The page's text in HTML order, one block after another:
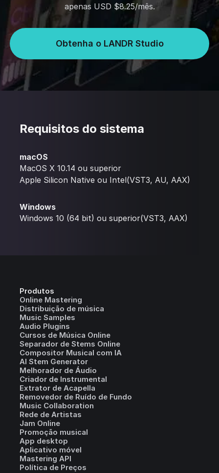
apenas USD $8.25/mês.
Obtenha o LANDR Studio
Requisitos do sistema
macOS
MacOS X 10.14 ou superior
Apple Silicon Native ou Intel(VST3, AU, AAX)
Windows
Windows 10 (64 bit) ou superior(VST3, AAX)
Produtos
Online Mastering
Distribuição de música
Music Samples
Audio Plugins
Cursos de Música Online
Separador de Stems Online
Compositor Musical com IA
AI Stem Generator
Melhorador de Áudio
Criador de Instrumental
Extrator de Acapella
Removedor de Ruído de Fundo
Music Collaboration
Rede de Artistas
Jam Online
Promoção musical
App desktop
Aplicativo móvel
Mastering API
Política de Preços